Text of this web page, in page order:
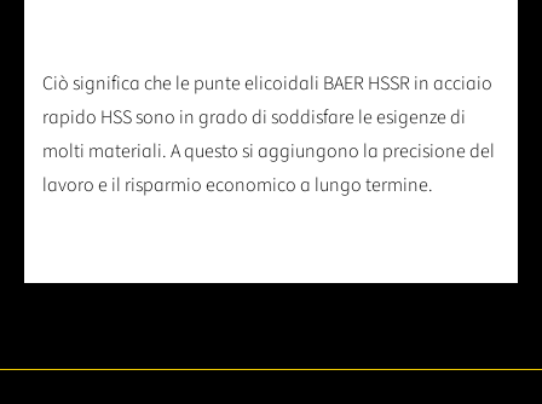
Ciò significa che le punte elicoidali BAER HSSR in acciaio
rapido HSS sono in grado di soddisfare le esigenze di
molti materiali. A questo si aggiungono la precisione del
lavoro e il risparmio economico a lungo termine.